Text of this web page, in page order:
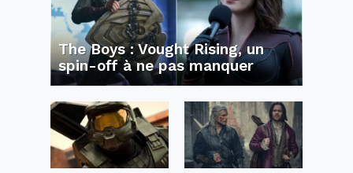
The Boys : Vought Rising, un
spin-off à ne pas manquer